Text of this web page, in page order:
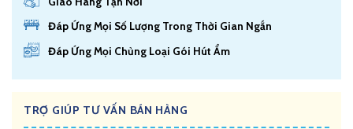
Đáp Ứng Mọi Số Lượng Trong Thời Gian Ngắn
Đáp Ứng Mọi Chủng Loại Gói Hút Ẩm
TRỢ GIÚP TƯ VẤN BÁN HÀNG